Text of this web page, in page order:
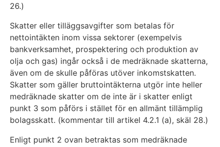
26.)
Skatter eller tilläggsavgifter som betalas för
nettointäkten inom vissa sektorer (exempelvis
bankverksamhet, prospektering och produktion av
olja och gas) ingår också i de medräknade skatterna,
även om de skulle påföras utöver inkomstskatten.
Skatter som gäller bruttointäkterna utgör inte heller
medräknade skatter om de inte är i skatter enligt
punkt 3 som påförs i stället för en allmänt tillämplig
bolagsskatt. (kommentar till artikel 4.2.1 (a), skäl 28.)
Enligt punkt 2 ovan betraktas som medräknade